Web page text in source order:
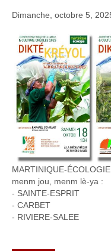
Dimanche, octobre 5,
MARTINIQUE-
menm jou, menm lè-ya :
- SAINTE-ESPRIT
- ⁠CARBET
- ⁠RIVIERE-SALEE